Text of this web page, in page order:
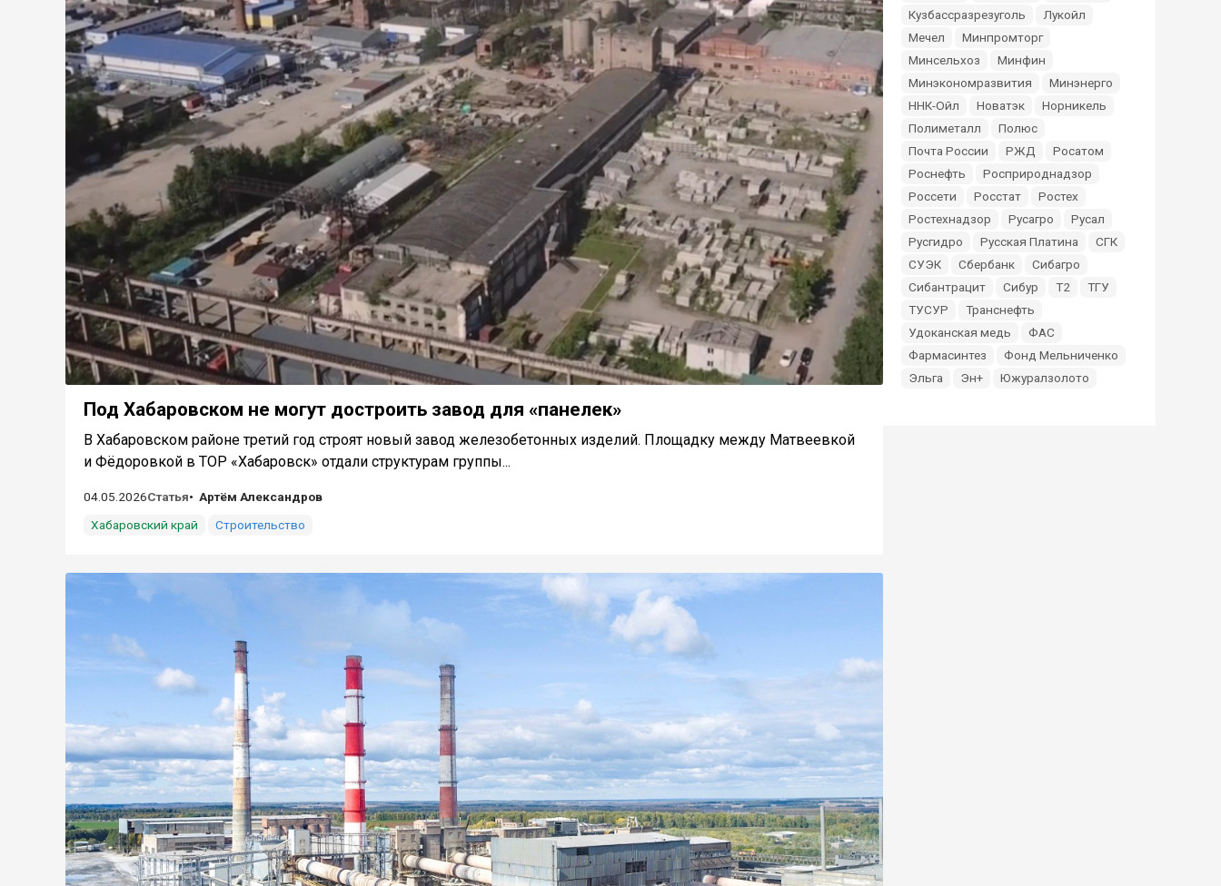
Под Хабаровском не могут достроить завод для «панелек»
В Хабаровском районе третий год строят новый завод железобетонных изделий. Площадку между Матвеевкой
и Фёдоровкой в ТОР «Хабаровск» отдали структурам группы...
04.05.2026Статья
Артём Александров
Хабаровский край
Строительство
Кузбассразрезуголь
Лукойл
Мечел
Минпромторг
Минсельхоз
Минфин
Минэкономразвития
Минэнерго
ННК-Ойл
Новатэк
Норникель
Полиметалл
Полюс
Почта России
РЖД
Росатом
Роснефть
Росприроднадзор
Россети
Росстат
Ростех
Ростехнадзор
Русагро
Русал
Русгидро
Русская Платина
СГК
СУЭК
Сбербанк
Сибагро
Сибантрацит
Сибур Т2
ТГУ
ТУСУР
Транснефть
Удоканская медь
ФАС
Фармасинтез
Фонд Мельниченко
Эльга
Эн+ Южуралзолото